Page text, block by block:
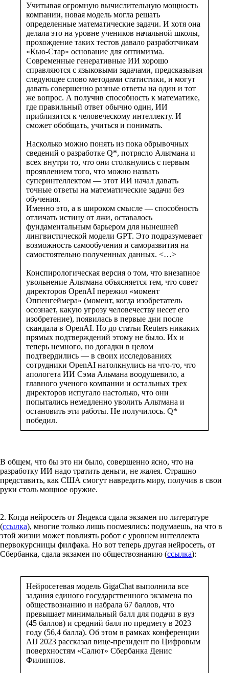
Учитывая огромную вычислительную мощность
компании, новая модель могла решать
определенные математические задачи. И хотя она
делала это на уровне учеников начальной школы,
прохождение таких тестов давало разработчикам
«Кью-Стар» основание для оптимизма.
Современные генеративные ИИ хорошо
справляются с языковыми задачами, предсказывая
следующее слово методами статистики, и могут
давать совершенно разные ответы на один и тот
же вопрос. А получив способность к математике,
где правильный ответ обычно один, ИИ
приблизится к человеческому интеллекту. И
сможет обобщать, учиться и понимать.
Насколько можно понять из пока обрывочных
сведений о разработке Q*, потрясло Альтмана и
всех внутри то, что они столкнулись с первым
проявлением того, что можно назвать
суперинтеллектом — этот ИИ начал давать
точные ответы на математические задачи без
обучения.
Именно это, а в широком смысле — способность
отличать истину от лжи, оставалось
фундаментальным барьером для нынешней
лингвистической модели GPT. Это подразумевает
возможность самообучения и саморазвития на
самостоятельно полученных данных. <…>
Конспирологическая версия о том, что внезапное
увольнение Альтмана объясняется тем, что совет
директоров OpenAI пережил «момент
Оппенгеймера» (момент, когда изобретатель
осознает, какую угрозу человечеству несет его
изобретение), появилась в первые дни после
скандала в OpenAI. Но до статьи Reuters никаких
прямых подтверждений этому не было. Их и
теперь немного, но догадки в целом
подтвердились — в своих исследованиях
сотрудники OpenAI натолкнулись на что-то, что
апологета ИИ Сэма Альмана воодушевило, а
главного ученого компании и остальных трех
директоров испугало настолько, что они
попытались немедленно уволить Альтмана и
остановить эти работы. Не получилось. Q*
победил.
В общем, что бы это ни было, совершенно ясно, что на
разработку ИИ надо тратить деньги, не жалея. Страшно
представить, как США смогут навредить миру, получив в свои
руки столь мощное оружие.
2. Когда нейросеть от Яндекса сдала экзамен по литературе
(ссылка), многие только лишь посмеялись: подумаешь, на что в
этой жизни может повлиять робот с уровнем интеллекта
первокурсницы филфака. Но вот теперь другая нейросеть, от
Сбербанка, сдала экзамен по обществознанию (ссылка):
Нейросетевая модель GigaChat выполнила все
задания единого государственного экзамена по
обществознанию и набрала 67 баллов, что
превышает минимальный балл для подачи в вуз
(45 баллов) и средний балл по предмету в 2023
году (56,4 балла). Об этом в рамках конференции
AIJ 2023 рассказал вице-президент по Цифровым
поверхностям «Салют» Сбербанка Денис
Филиппов.